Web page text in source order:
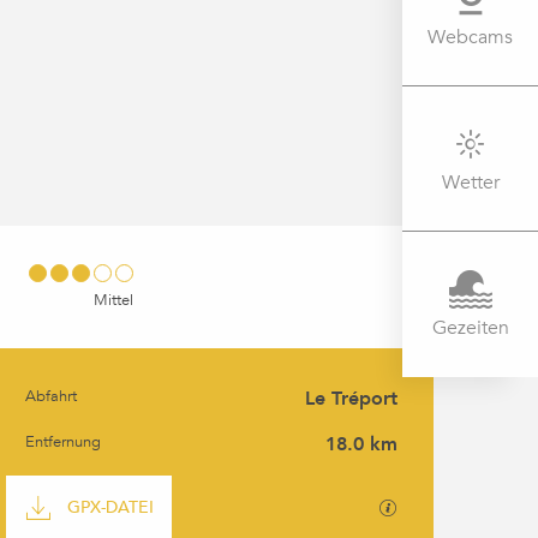
Webcams
Wetter
Gezeiten
Mittel
PRAKTISCHE
Abfahrt Le Tréport
Entfernung 18.0 km
DOKUMENTATION
GPX-DATEI Mit GPX / KML-